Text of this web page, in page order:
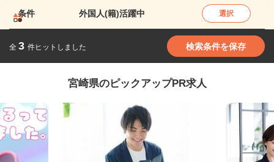
条件 外国人(籍)活躍中 選択
全 3 件ヒットしました 検索条件を保存
宮崎県のピックアップPR求人